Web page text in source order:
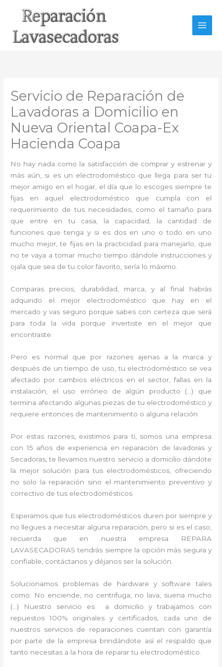
Servicio de Reparación de
Lavadoras a Domicilio en
Nueva Oriental Coapa-Ex
Hacienda Coapa
No hay nada como la satisfacción de comprar y estrenar y
más aún, si es un electrodoméstico que llega para ser tu
mejor amigo en el hogar, el día que lo escoges siempre te
fijas en aquel electrodoméstico que cumpla con el
requerimiento de tus necesidades, como el tamaño para
que entre en tu casa, la capacidad, la cantidad de
funciones que tenga y si es dos en uno o todo en uno
mucho mejor, te fijas en la practicidad para manejarlo, que
no te vaya a tomar mucho tiempo dándole instrucciones y
ojala que sea de tu color favorito, sería lo máximo.
Comparas precios, durabilidad, marca, y al final habrás
adquirido el mejor electrodoméstico que hay en el
mercado y vas seguro porque sabes con certeza que será
para toda la vida porque invertiste en el mejor que
encontraste.
Pero es normal que por razones ajenas a la marca y
después de un tiempo de uso, tu electrodoméstico se vea
afectado por cambios eléctricos en el sector, fallas en la
instalación, el uso erróneo de algún producto (…) que
termina afectando algunas piezas de tu electrodoméstico y
requiere entonces de mantenimiento o alguna relación
Por estas razones, existimos para ti, somos una empresa
con 15 años de experiencia en reparación de lavadoras y
Secadoras, te llevamos nuestro servicio a domicilio dándote
la mejor solución para tus electrodomésticos, ofreciendo
no solo la reparación sino el mantenimiento preventivo y
correctivo de tus electrodomésticos
Esperamos que tus electrodomésticos duren por siempre y
no llegues a necesitar alguna reparación, pero si es el caso,
recuerda que en nuestra empresa REPARA
LAVASECADORAS tendrás siempre la opción más segura y
confiable, contáctanos y déjanos ser la solución.
Solucionamos problemas de hardware y software tales
como: No enciende, no centrifuga, no lava, suena mucho
(…) Nuestro servicio es a domicilio y trabajamos con
repuestos 100% originales y certificados, cada uno de
nuestros servicios de reparaciones cuentan con garantía
por parte de la empresa brindándote así el respaldo que
tanto necesitas a la hora de reparar tu electrodoméstico.